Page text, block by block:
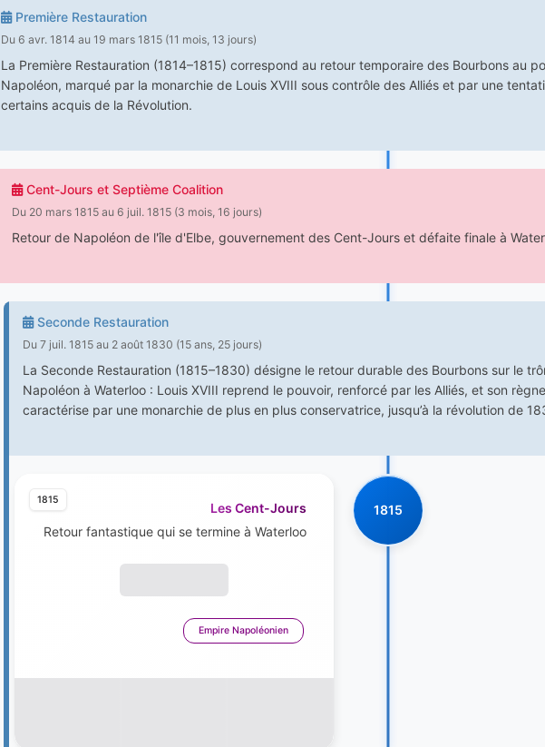
Première Restauration
Du 6 avr. 1814 au 19 mars 1815 (11 mois, 13 jours)
La Première Restauration (1814–1815) correspond au retour temporaire des Bourbons au
Napoléon, marqué par la monarchie de Louis XVIII sous contrôle des Alliés et par une
certains acquis de la Révolution.
Cent-Jours et Septième Coalition
Du 20 mars 1815 au 6 juil. 1815 (3 mois, 16 jours)
Retour de Napoléon de l'île d'Elbe, gouvernement des Cent-Jours et défaite finale à
Seconde Restauration
Du 7 juil. 1815 au 2 août 1830 (15 ans, 25 jours)
La Seconde Restauration (1815–1830) désigne le retour durable des Bourbons sur le
Napoléon à Waterloo : Louis XVIII reprend le pouvoir, renforcé par les Alliés, et son
caractérise par une monarchie de plus en plus conservatrice, jusqu’à la révolution de
1815
1815
Les Cent-Jours
Retour fantastique qui se termine à Waterloo
Empire Napoléonien